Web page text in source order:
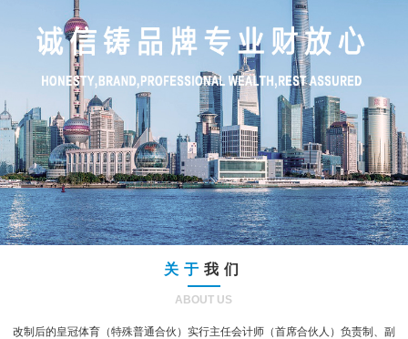
关于 我们
ABOUT US
改制后的皇冠体育（特殊普通合伙）实行主任会计师（首席合伙人）负责制、副